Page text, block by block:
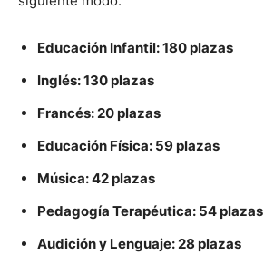
Educación Infantil: 180 plazas
Inglés: 130 plazas
Francés: 20 plazas
Educación Física: 59 plazas
Música: 42 plazas
Pedagogía Terapéutica: 54 plazas
Audición y Lenguaje: 28 plazas